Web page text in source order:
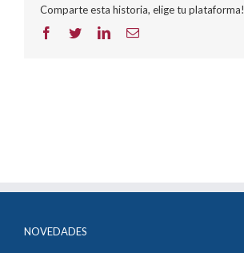
Comparte esta historia, elige tu plataforma!
Facebook
TwitterLinkedInCorreo
NOVEDADES